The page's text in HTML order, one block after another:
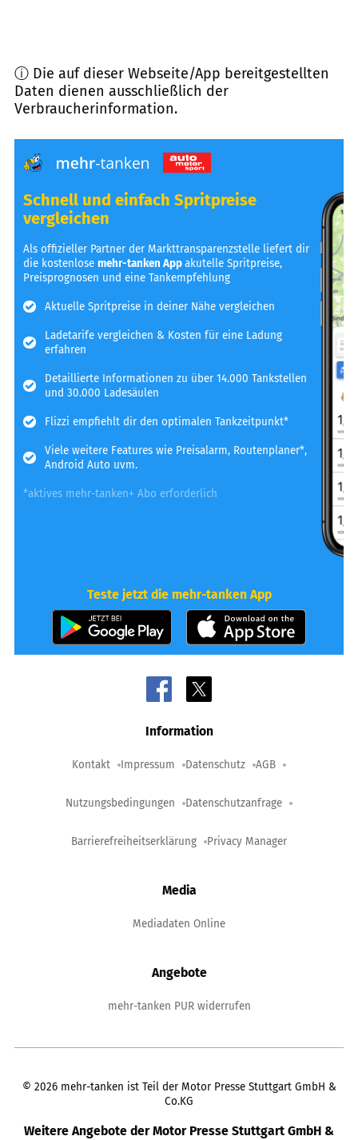
ⓘ Die auf dieser Webseite/App bereitgestellten
Daten dienen ausschließlich der
Verbraucherinformation.
Schnell und einfach Spritpreise
vergleichen
Als offizieller Partner der Markttransparenzstelle liefert dir
die kostenlosemehr-tanken Appakutelle Spritpreise,
Preisprognosen und eine Tankempfehlung
Aktuelle Spritpreise in deiner Nähe vergleichen
Ladetarife vergleichen & Kosten für eine Ladung
erfahren
Detaillierte Informationen zu über 14.000 Tankstellen
und 30.000 Ladesäulen
Flizzi empfiehlt dir den optimalen Tankzeitpunkt*
Viele weitere Features wie Preisalarm, Routenplaner*,
Android Auto uvm.
*aktives mehr-tanken+ Abo erforderlich
Teste jetzt die mehr-tanken App
Information
Kontakt Impressum Datenschutz AGB
Nutzungsbedingungen Datenschutzanfrage
Barrierefreiheitserklärung Privacy Manager
Media
Mediadaten Online
Angebote
mehr-tanken PUR widerrufen
© 2026 mehr-tanken ist Teil der Motor Presse Stuttgart GmbH &
Co.KG
Weitere Angebote der Motor Presse Stuttgart GmbH &